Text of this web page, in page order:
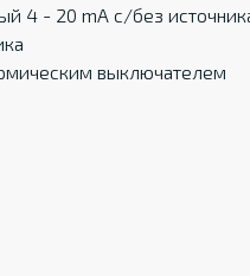
4 - 20 mA c/без
выключателем